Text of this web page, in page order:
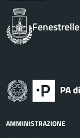
Fenestrelle
AMMINISTRAZIONE